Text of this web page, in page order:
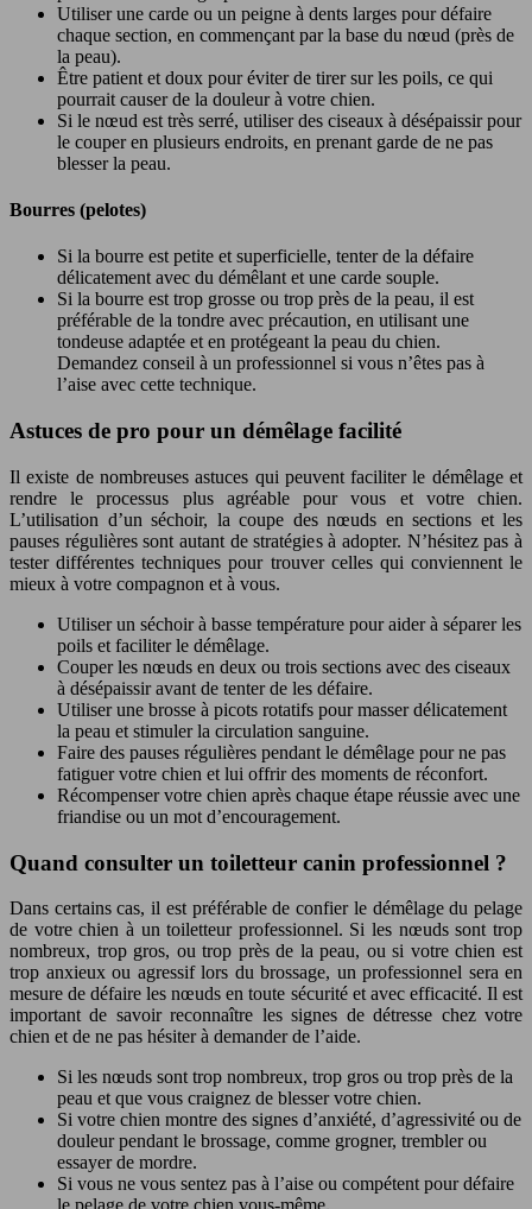
Utiliser une carde ou un peigne à dents larges pour défaire
chaque section, en commençant par la base du nœud (près de
la peau).
Être patient et doux pour éviter de tirer sur les poils, ce qui
pourrait causer de la douleur à votre chien.
Si le nœud est très serré, utiliser des ciseaux à désépaissir pour
le couper en plusieurs endroits, en prenant garde de ne pas
blesser la peau.
Bourres (pelotes)
Si la bourre est petite et superficielle, tenter de la défaire
délicatement avec du démêlant et une carde souple.
Si la bourre est trop grosse ou trop près de la peau, il est
préférable de la tondre avec précaution, en utilisant une
tondeuse adaptée et en protégeant la peau du chien.
Demandez conseil à un professionnel si vous n’êtes pas à
l’aise avec cette technique.
Astuces de pro pour un démêlage facilité
Il existe de nombreuses astuces qui peuvent faciliter le démêlage et
rendre le processus plus agréable pour vous et votre chien.
L’utilisation d’un séchoir, la coupe des nœuds en sections et les
pauses régulières sont autant de stratégies à adopter. N’hésitez pas à
tester différentes techniques pour trouver celles qui conviennent le
mieux à votre compagnon et à vous.
Utiliser un séchoir à basse température pour aider à séparer les
poils et faciliter le démêlage.
Couper les nœuds en deux ou trois sections avec des ciseaux
à désépaissir avant de tenter de les défaire.
Utiliser une brosse à picots rotatifs pour masser délicatement
la peau et stimuler la circulation sanguine.
Faire des pauses régulières pendant le démêlage pour ne pas
fatiguer votre chien et lui offrir des moments de réconfort.
Récompenser votre chien après chaque étape réussie avec une
friandise ou un mot d’encouragement.
Quand consulter un toiletteur canin professionnel ?
Dans certains cas, il est préférable de confier le démêlage du pelage
de votre chien à un toiletteur professionnel. Si les nœuds sont trop
nombreux, trop gros, ou trop près de la peau, ou si votre chien est
trop anxieux ou agressif lors du brossage, un professionnel sera en
mesure de défaire les nœuds en toute sécurité et avec efficacité. Il est
important de savoir reconnaître les signes de détresse chez votre
chien et de ne pas hésiter à demander de l’aide.
Si les nœuds sont trop nombreux, trop gros ou trop près de la
peau et que vous craignez de blesser votre chien.
Si votre chien montre des signes d’anxiété, d’agressivité ou de
douleur pendant le brossage, comme grogner, trembler ou
essayer de mordre.
Si vous ne vous sentez pas à l’aise ou compétent pour défaire